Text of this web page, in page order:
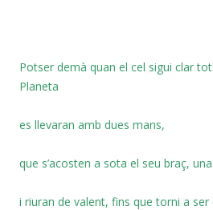
Potser demà quan el cel sigui clar
Planeta
es llevaran amb dues mans,
que s’acosten a sota el seu braç,
i riuran de valent, fins que torni a ser